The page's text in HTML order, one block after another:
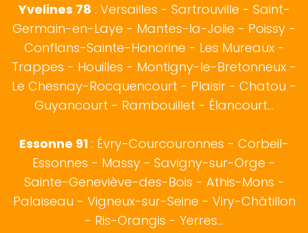
Yvelines 78 : Versailles - Sartrouville - Saint-
Germain-en-Laye - Mantes-la-Jolie - Poissy -
Conflans-Sainte-Honorine - Les Mureaux -
Trappes - Houilles - Montigny-le-Bretonneux -
Le Chesnay-Rocquencourt - Plaisir - Chatou -
Guyancourt - Rambouillet - Élancourt...
Essonne 91 : Évry-Courcouronnes - Corbeil-
Essonnes - Massy - Savigny-sur-Orge -
Sainte-Geneviève-des-Bois - Athis-Mons -
Palaiseau - Vigneux-sur-Seine - Viry-Châtillon
- Ris-Orangis - Yerres...